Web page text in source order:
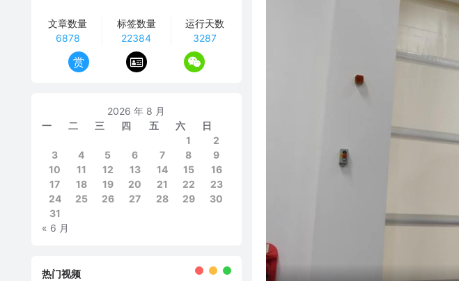
文章数量
6878
标签数量
22384
运行天数
3287
赏
2026 年 8 月
一
二 三 四 五 六
日
1
2
3
4 5 6 7 8
9
10
11 12 13 14 15
16
17
18 19 20 21 22
23
24
25 26 27 28 29
30
31
« 6 月
热门视频